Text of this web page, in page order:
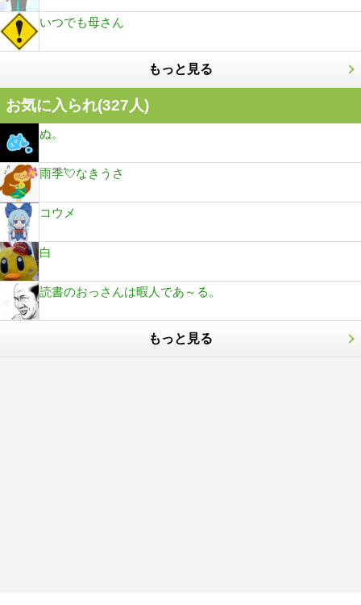
いつでも母さん
もっと見る
お気に入られ(327人)
ぬ。
雨季💘なきうさ
コウメ
白
読書のおっさんは暇人であ～る。
もっと見る